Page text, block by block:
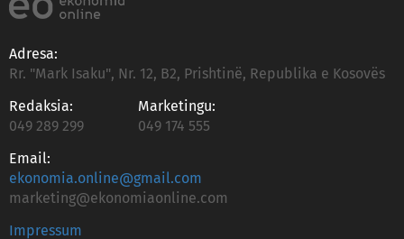
Adresa:
Rr. "Mark Isaku", Nr. 12, B2, Prishtinë, Republika e Kosovës
Redaksia:
049 289 299
Marketingu:
049 174 555
Email:
ekonomia.online@gmail.com
marketing@ekonomiaonline.com
Impressum